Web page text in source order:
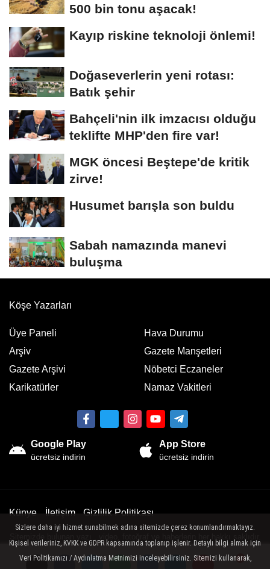
500 bin tonu aşacak!
Kayıp riskine teknoloji önlemi!
Doğaseverlerin yeni rotası:
Batık şehir
Bahçeli'nin ilk imzacısı olduğu
teklifte MHP'den fire var!
MGK öncesi Beştepe'de kritik
zirve!
Husumet barışla son buldu
Sabah namazında manevi
buluşma
Köşe Yazarları
Üye Paneli
Arşiv
Gazete Arşivi
Karikatürler
Hava Durumu
Gazete Manşetleri
Nöbetci Eczaneler
Namaz Vakitleri
Google Play
ücretsiz indirin
App Store
ücretsiz indirin
Künye İletişim Gizlilik Politikası
İzinsiz veya kaynak gösterilemeden kullanılamaz.
Sizlere daha iyi hizmet sunabilmek adına sitemizde çerez konumlandırmaktayız.
Kişisel verileriniz, KVKK ve GDPR kapsamında toplanıp işlenir. Detaylı bilgi almak için
Veri Politikamızı / Aydınlatma Metnimizi inceleyebilirsiniz. Sitemizi kullanarak,